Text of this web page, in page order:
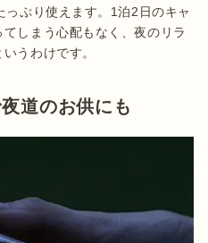
っぷり使えます。1泊2日のキャ
しまう心配もなく、夜のリラ
うわけです。
道のお供にも